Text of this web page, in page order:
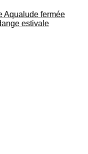
Aqualude fermée
estivale